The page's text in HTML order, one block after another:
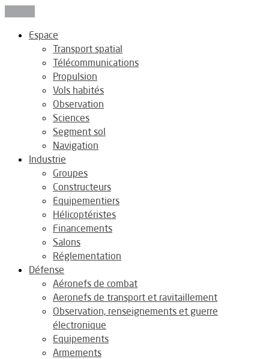
Espace
Transport spatial
Télécommunications
Propulsion
Vols habités
Observation
Sciences
Segment sol
Navigation
Industrie
Groupes
Constructeurs
Equipementiers
Hélicoptéristes
Financements
Salons
Réglementation
Défense
Aéronefs de combat
Aeronefs de transport et ravitaillement
Observation, renseignements et guerre
électronique
Equipements
Armements